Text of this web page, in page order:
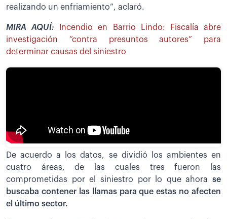
realizando un enfriamiento”, aclaró.
MIRA AQUÍ:
Incendio en Barrio Lindo: Fiscalía abre
investigación “contra presuntos autores” para
determinar causas del siniestro
De acuerdo a los datos, se dividió los ambientes en
cuatro áreas, de las cuales tres fueron las
comprometidas por el siniestro por lo que ahora se
buscaba contener las llamas para que estas no afecten
el último sector.